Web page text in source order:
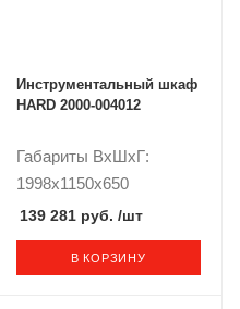
Инструментальный шкаф
HARD 2000-004012
Габариты ВxШxГ:
1998x1150x650
139 281 руб. /шт
В КОРЗИНУ